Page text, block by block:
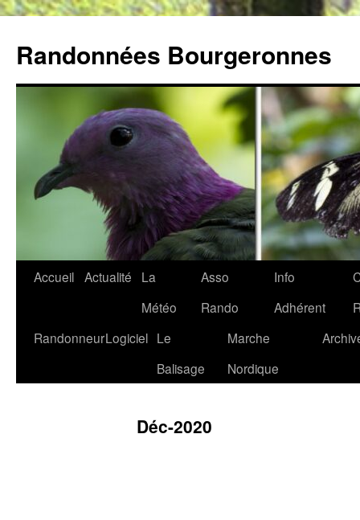
contenu
Randonnées Bourgeronnes
Accueil Actualité
La
Météo
Asso
Rando
Info
Adhérent
RandonneurLogiciel Le
Balisage
Marche
Nordique
Déc-2020